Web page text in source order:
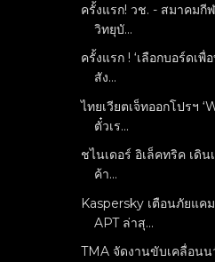
ครั้งแรก! วช. - สมาคมกี
วิทยุบั...
ครั้งแรก ! ‘เลือกบอร์ดเ
สัง...
ไทยเวียตเจ็ทออกโปรฯ
ตั๋วเร...
ชไนเดอร์ อิเล็คทริค เดิ
ค้า...
Kaspersky เตือนภัยแ
APT ล่าสุ...
TMA จัดงานขับเคลื่อน